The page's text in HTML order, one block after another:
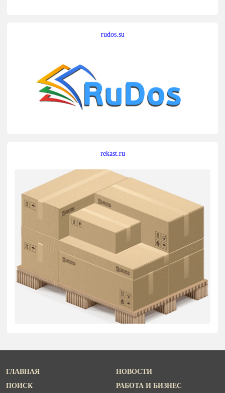
rudos.su
rekast.ru
ГЛАВНАЯ
ПОИСК
НОВОСТИ
РАБОТА И БИЗНЕС